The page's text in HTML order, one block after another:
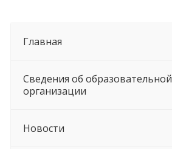
Главная
Сведения об образовательной
организации
Новости